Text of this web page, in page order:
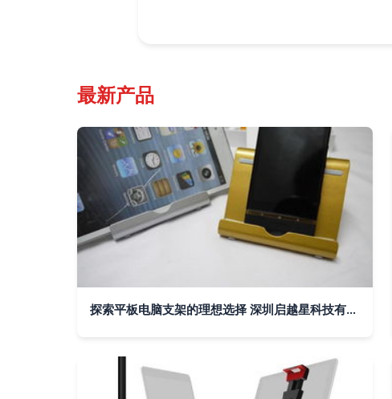
最新产品
探索平板电脑支架的理想选择 深圳启越星科技有限发展公司引领创新设计